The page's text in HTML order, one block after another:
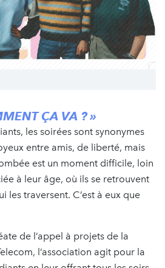
ÇA VA ? »
les soirées sont synonymes
entre amis, de liberté, mais
est un moment difficile, loin
à leur âge, où ils se retrouvent
les traversent. C’est à eux que
de l’appel à projets de la
l’association agit pour la